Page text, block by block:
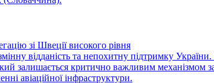
зі Швеції високого рівня
відданість та непохитну підтримку
залишається критично важливим механізмом
авіаційної інфраструктури.